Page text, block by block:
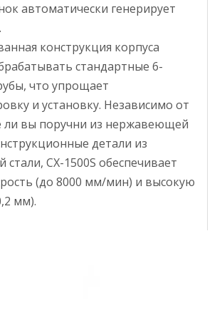
автоматически генерирует
конструкция корпуса
стандартные 6-
что упрощает
и установку. Независимо от
ли вы поручни из нержавеющей
детали из
стали, CX-1500S обеспечивает
(до 8000 мм/мин) и высокую
мм).